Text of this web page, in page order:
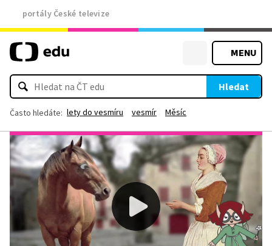
portály České televize
MENU
Hledat
Často hledáte: lety do vesmíru vesmír Měsíc